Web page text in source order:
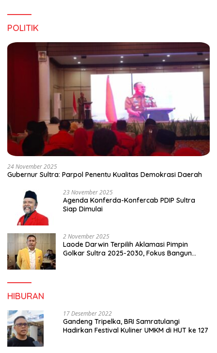
POLITIK
24 November 2025
Gubernur Sultra: Parpol Penentu Kualitas Demokrasi Daerah
23 November 2025
Agenda Konferda-Konfercab PDIP Sultra
Siap Dimulai
2 November 2025
Laode Darwin Terpilih Aklamasi Pimpin
Golkar Sultra 2025-2030, Fokus Bangun
HIBURAN
17 Desember 2022
Gandeng Tripelka, BRI Samratulangi
Hadirkan Festival Kuliner UMKM di HUT ke 127